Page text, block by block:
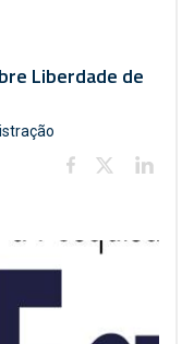
Liberdade de